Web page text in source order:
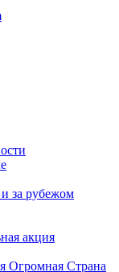
за рубежом
акция
Огромная Страна